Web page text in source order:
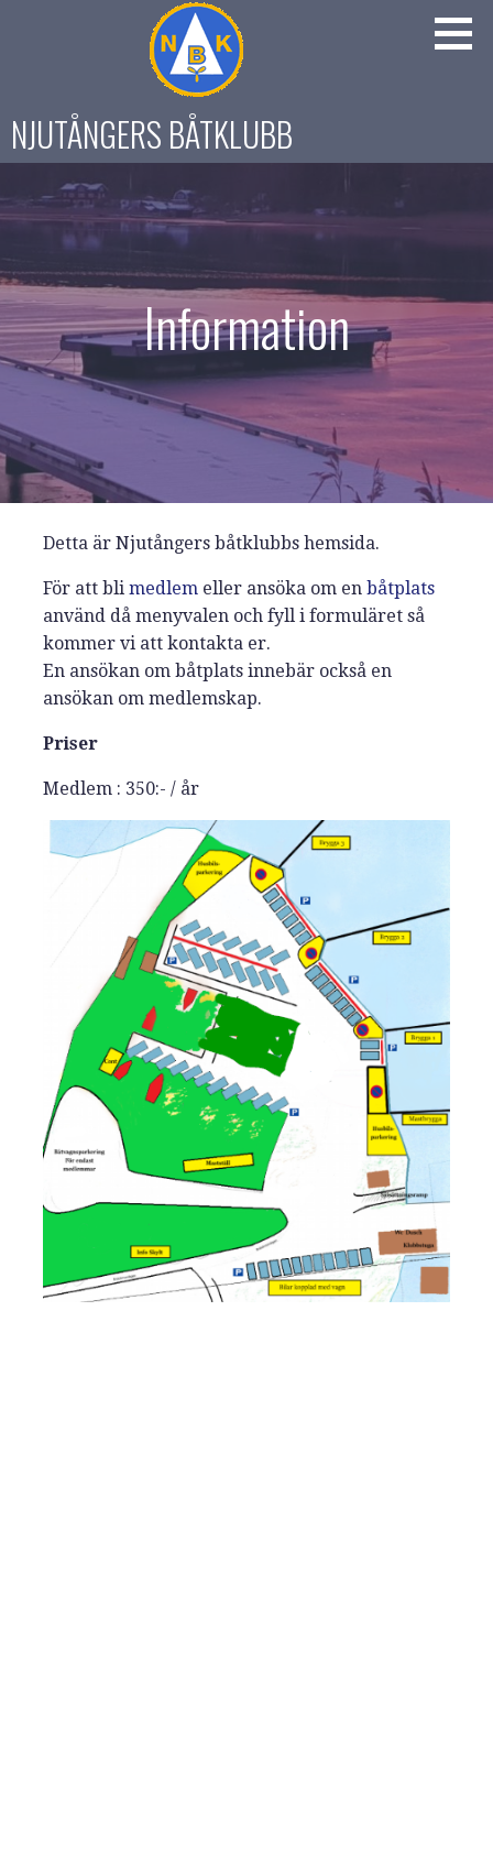
NJUTÅNGERS BÅTKLUBB
Information
Detta är Njutångers båtklubbs hemsida.
För att bli medlem eller ansöka om en båtplats
använd då menyvalen och fyll i formuläret så
kommer vi att kontakta er.
En ansökan om båtplats innebär också en
ansökan om medlemskap.
Priser
Medlem : 350:- / år